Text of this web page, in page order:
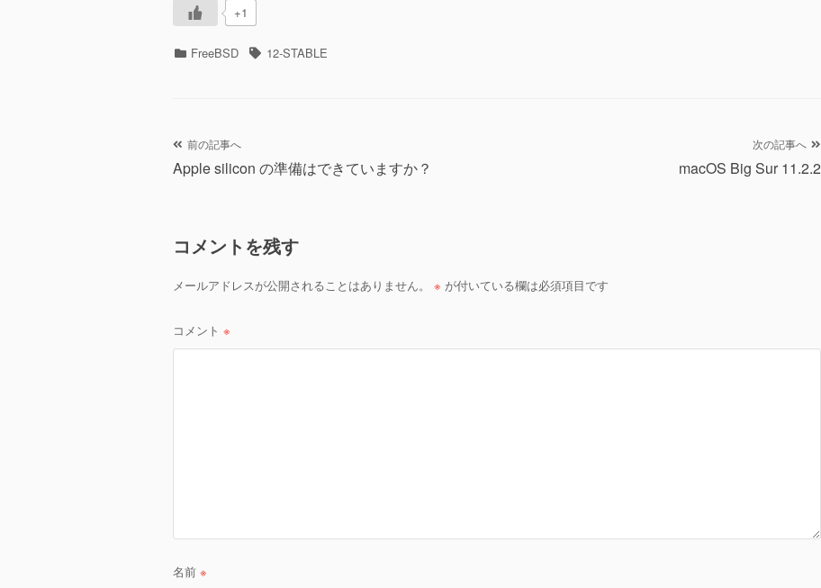
+1
カ FreeBSD
タ 12-STABLE
投
稿
ビ
ゲ
ー
前の記事へ
Apple silicon の準備はできていますか？
次の記事へ
macOS Big Sur 11.2.2
コメントを残す
メールアドレスが公開されることはありません。 ※ が付いている欄は必須項目です
コメント ※
名前 ※